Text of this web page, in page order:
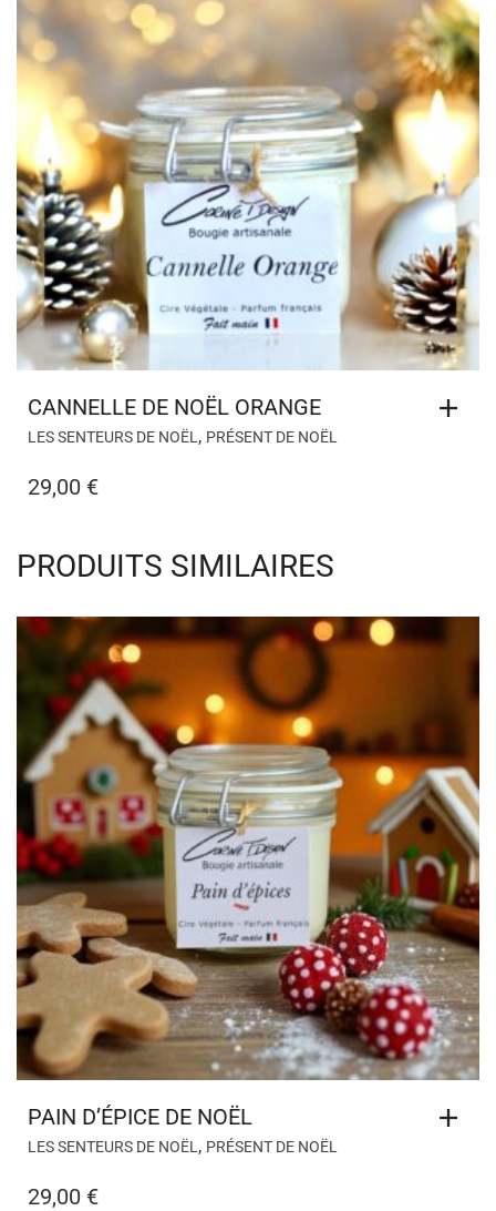
CANNELLE DE NOËL ORANGE
LES SENTEURS DE NOËL , PRÉSENT DE NOËL
29,00 €
PRODUITS SIMILAIRES
PAIN D’ÉPICE DE NOËL
LES SENTEURS DE NOËL , PRÉSENT DE NOËL
29,00 €